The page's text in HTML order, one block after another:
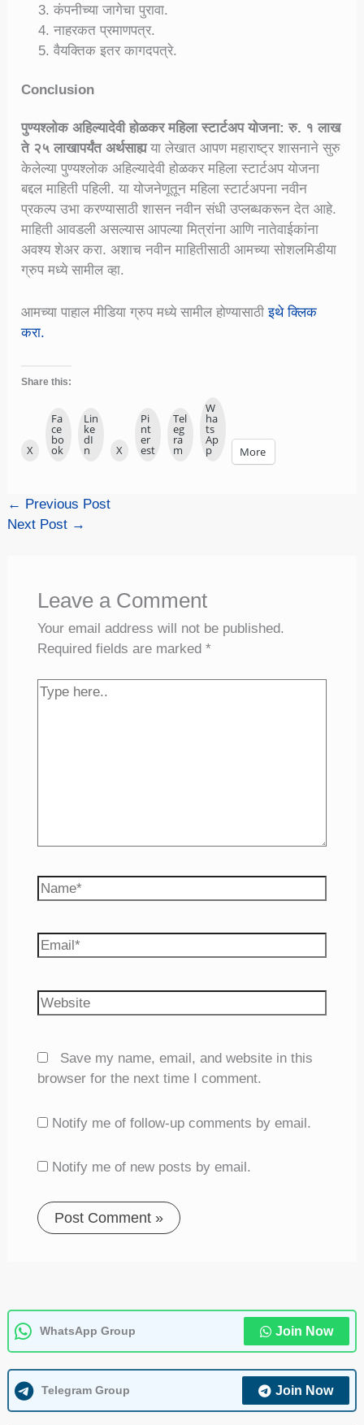
कंपनीच्या जागेचा पुरावा.
नाहरकत प्रमाणपत्र.
वैयक्तिक इतर कागदपत्रे.
Conclusion
पुण्यश्लोक अहिल्यादेवी होळकर महिला स्टार्टअप योजना: रु. १ लाख
ते २५ लाखापर्यंत अर्थसाह्यया लेखात आपण महाराष्ट्र शासनाने सुरु
केलेल्या पुण्यश्लोक अहिल्यादेवी होळकर महिला स्टार्टअप योजना
बद्दल माहिती पहिली. या योजनेणूतून महिला स्टार्टअपना नवीन
प्रकल्प उभा करण्यासाठी शासन नवीन संधी उप्लब्धकरून देत आहे.
माहिती आवडली असल्यास आपल्या मित्रांना आणि नातेवाईकांना
अवश्य शेअर करा. अशाच नवीन माहितीसाठी आमच्या सोशलमिडीया
ग्रुप मध्ये सामील व्हा.
आमच्या पाहाल मीडिया ग्रुप मध्ये सामील होण्यासाठीइथे क्लिक
करा.
Share this:
X
Fa
ce
bo
ok
Lin
ke
dI
n X
Pi
nt
er
est
Tel
eg
ra
m
W
ha
ts
Ap
p More
← Previous Post
Next Post →
Leave a Comment
Your email address will not be published.
Required fields are marked *
Type
Name*
Email*
Website
Save my name, email, and website in this
browser for the next time I comment.
Notify me of follow-up comments by email.
Notify me of new posts by email.
WhatsApp Group Join Now
Telegram Group Join Now